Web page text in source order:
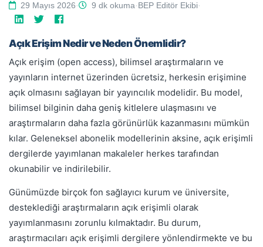
29 Mayıs 2026· 9 dk okuma·BEP Editör Ekibi·
Açık Erişim Nedir ve Neden Önemlidir?
Açık erişim (open access), bilimsel araştırmaların ve
yayınların internet üzerinden ücretsiz, herkesin erişimine
açık olmasını sağlayan bir yayıncılık modelidir. Bu model,
bilimsel bilginin daha geniş kitlelere ulaşmasını ve
araştırmaların daha fazla görünürlük kazanmasını mümkün
kılar. Geleneksel abonelik modellerinin aksine, açık erişimli
dergilerde yayımlanan makaleler herkes tarafından
okunabilir ve indirilebilir.
Günümüzde birçok fon sağlayıcı kurum ve üniversite,
desteklediği araştırmaların açık erişimli olarak
yayımlanmasını zorunlu kılmaktadır. Bu durum,
araştırmacıları açık erişimli dergilere yönlendirmekte ve bu